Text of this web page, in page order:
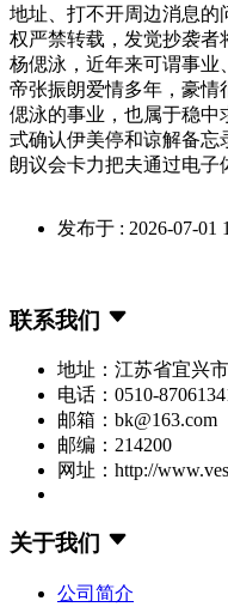
地址、打不开周边消息的
权严禁转载，发觉抄袭者
杨偲泳，近年来可谓事
帝张振朗爱情多年，豪情
偲泳的事业，也属于稳中
式确认伊美停和谅解备忘
朗议会卡力把夫通过电子
发布于 : 2026-07-01
联系我们
地址：江苏省宜兴市
电话：0510-
邮箱：bk@163.com
邮编：214200
网址：http://
关于我们
公司简介